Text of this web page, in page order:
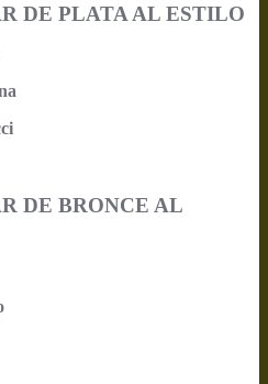
DE PLATA AL ESTILO
DE BRONCE AL